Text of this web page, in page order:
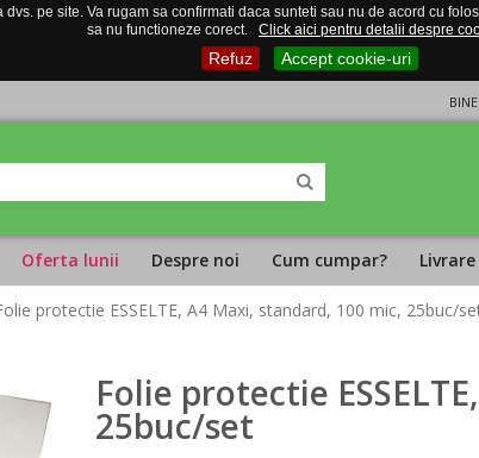
pe site. Va rugam sa confirmati daca sunteti sau nu de acord cu
sa nu functioneze corect.
Click aici pentru detalii despre
Refuz Accept cookie-uri
Oferta lunii Despre noi Cum cumpar? Livrare
protectie ESSELTE, A4 Maxi, standard, 100 mic, 25buc/
Folie protectie
25buc/set